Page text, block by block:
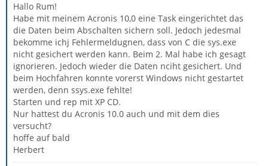
Hallo Rum!
Habe mit meinem Acronis 10,0 eine Task eingerichtet das
die Daten beim Abschalten sichern soll. Jedoch jedesmal
bekomme ichj Fehlermeldugnen, dass von C die sys.exe
nicht gesichert werden kann. Beim 2. Mal habe ich gesagt
ignorieren. Jedoch wieder die Daten nciht gesichert. Und
beim Hochfahren konnte vorerst Windows nicht gestartet
werden, denn ssys.exe fehlte!
Starten und rep mit XP CD.
Nur hattest du Acronis 10.0 auch und mit dem dies
versucht?
hoffe auf bald
Herbert